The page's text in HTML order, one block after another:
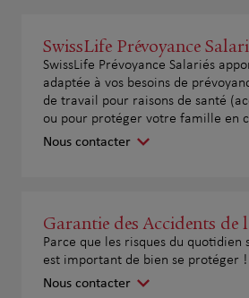
SwissLife Prévoyance
SwissLife Prévoyance Salariés
adaptée à vos besoins de
de travail pour raisons de santé
ou pour protéger votre famille en
Nous contacter
Garantie des Accidents de
Parce que les risques du quotidien
est important de bien se protéger !
Nous contacter